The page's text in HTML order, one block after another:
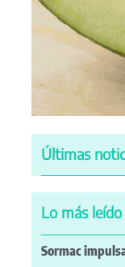
Últimas
Lo más leído
Sormac